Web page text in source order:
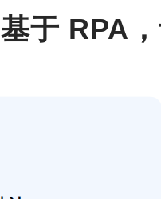
基于 RPA